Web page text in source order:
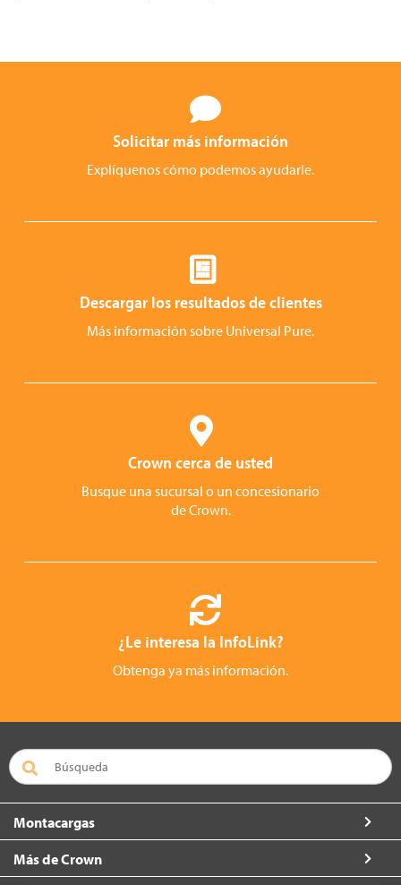
Solicitar más información
Explíquenos cómo podemos ayudarle.
Descargar los resultados de clientes
Más información sobre Universal Pure.
Crown cerca de usted
Busque una sucursal o un concesionario
de Crown.
¿Le interesa la InfoLink?
Obtenga ya más información.
Montacargas
Más de Crown